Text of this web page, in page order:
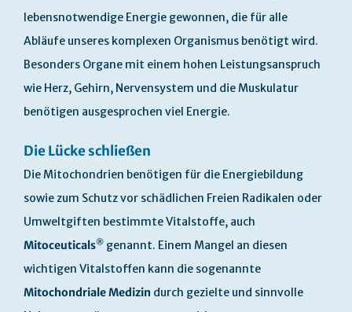
lebensnotwendige Energie gewonnen, die für alle
Abläufe unseres komplexen Organismus benötigt wird.
Besonders Organe mit einem hohen Leistungsanspruch
wie Herz, Gehirn, Nervensystem und die Muskulatur
benötigen ausgesprochen viel Energie.
Die Lücke schließen
Die Mitochondrien benötigen für die Energiebildung
sowie zum Schutz vor schädlichen Freien Radikalen oder
Umweltgiften bestimmte Vitalstoffe, auch
Mitoceuticals® genannt. Einem Mangel an diesen
wichtigen Vitalstoffen kann die sogenannte
Mitochondriale Medizin durch gezielte und sinnvolle